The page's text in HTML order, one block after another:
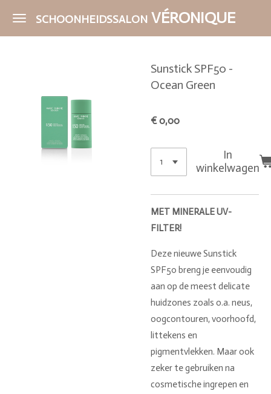
Ga
SCHOONHEIDSSALON VÉRONIQUE
Sunstick SPF50 -
Ocean Green
€ 0,00
In
winkelwagen
MET MINERALE UV-
FILTER!
Deze nieuwe Sunstick
SPF50 breng je eenvoudig
aan op de meest delicate
huidzones zoals o.a. neus,
oogcontouren, voorhoofd,
littekens en
pigmentvlekken. Maar ook
zeker te gebruiken na
cosmetische ingrepen en